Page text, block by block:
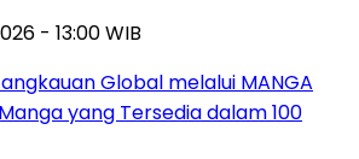
- 13:00 WIB
Global melalui MANGA
yang Tersedia dalam 100